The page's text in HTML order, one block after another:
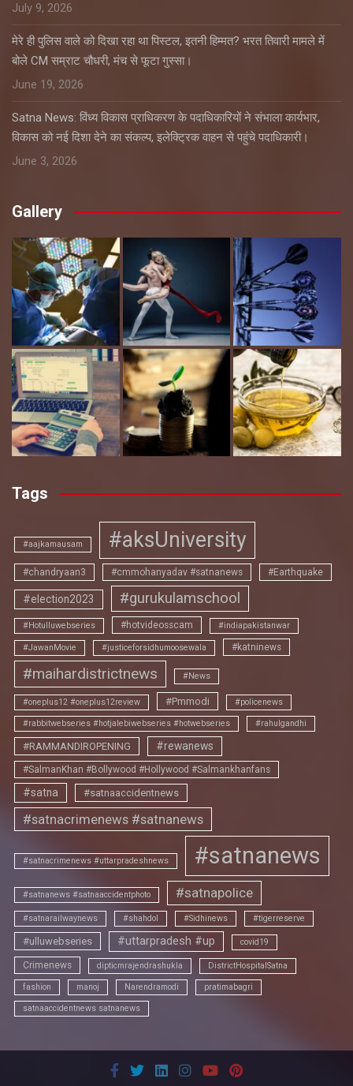
July 9, 2026
मेरे ही पुलिस वाले को दिखा रहा था पिस्टल, इतनी हिम्मत? भरत तिवारी मामले में
बोले CM सम्राट चौधरी, मंच से फूटा गुस्सा।
June 19, 2026
Satna News: विंध्य विकास प्राधिकरण के पदाधिकारियों ने संभाला कार्यभार,
विकास को नई दिशा देने का संकल्प, इलेक्ट्रिक वाहन से पहुंचे पदाधिकारी।
June 3, 2026
Gallery
Tags
#aajkamausam #aksUniversity
#chandryaan3 #cmmohanyadav #satnanews #Earthquake
#election2023 #gurukulamschool
#Hotulluwebseries #hotvideosscam #indiapakistanwar
#JawanMovie #justiceforsidhumoosewala #katninews
#maihardistrictnews #News
#oneplus12 #oneplus12review #Pmmodi #policenews
#rabbitwebseries #hotjalebiwebseries #hotwebseries #rahulgandhi
#RAMMANDIROPENING #rewanews
#SalmanKhan #Bollywood #Hollywood #Salmankhanfans
#satna #satnaaccidentnews
#satnacrimenews #satnanews
#satnacrimenews #uttarpradeshnews #satnanews
#satnanews #satnaaccidentphoto #satnapolice
#satnarailwaynews #shahdol #Sidhinews #tigerreserve
#ulluwebseries #uttarpradesh #up covid19
Crimenews dipticmrajendrashukla DistrictHospitalSatna
fashion manoj Narendramodi pratimabagri
satnaaccidentnews satnanews